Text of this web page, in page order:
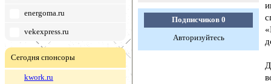
energoma.ru
vekexpress.ru
Сегодня спонсоры
kwork.ru
Подписчиков 0
Авторизуйтесь